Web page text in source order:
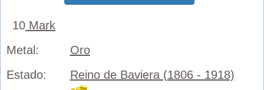
10 Mark
Metal:
Oro
Estado:
Reino de Baviera (1806 - 1918)